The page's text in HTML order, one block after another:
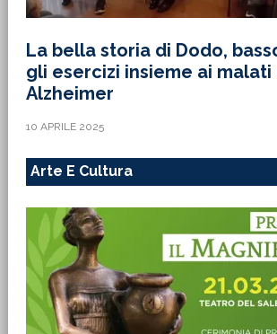
La bella storia di Dodo,
gli esercizi insieme ai malati
Alzheimer
10 APRILE 2025
Arte E Cultura